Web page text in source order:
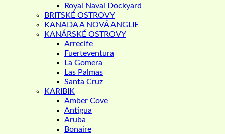
Royal Naval Dockyard
BRITSKÉ OSTROVY
KANADA A NOVÁ ANGLIE
KANÁRSKÉ OSTROVY
Arrecife
Fuerteventura
La Gomera
Las Palmas
Santa Cruz
KARIBIK
Amber Cove
Antigua
Aruba
Bonaire